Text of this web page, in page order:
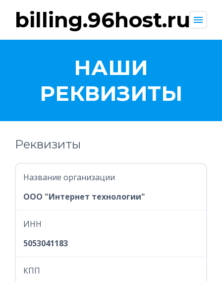
billing.96host.ru menu
НАШИ
РЕКВИЗИТЫ
Реквизиты
Название организации
ООО "Интернет технологии"
ИНН
5053041183
КПП